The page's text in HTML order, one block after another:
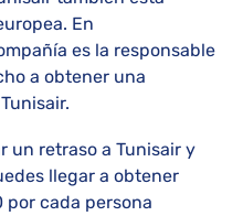
En
es la responsable
a obtener una
un retraso a Tunisair y
llegar a obtener
cada persona